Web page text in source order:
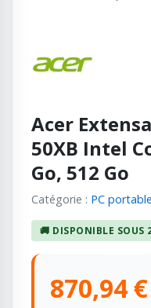
Acer
50XB Intel
Go, 512 Go
Catégorie : PC
🚚 DISPONIBLE SOUS
870,94 €